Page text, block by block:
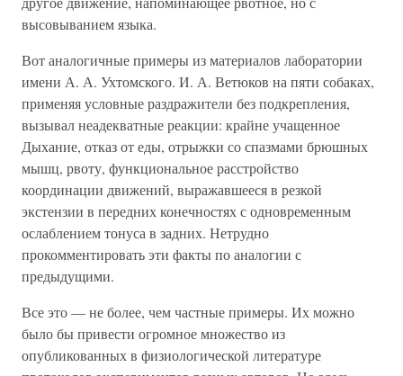
высовыванием языка.
Вот аналогичные примеры из материалов лаборатории
имени А. А. Ухтомского. И. А. Ветюков на пяти собаках,
применяя условные раздражители без подкрепления,
вызывал неадекватные реакции: крайне учащенное
Дыхание, отказ от еды, отрыжки со спазмами брюшных
мышц, рвоту, функциональное расстройство
координации движений, выражавшееся в резкой
экстензии в передних конечностях с одновременным
ослаблением тонуса в задних. Нетрудно
прокомментировать эти факты по аналогии с
предыдущими.
Все это — не более, чем частные примеры. Их можно
было бы привести огромное множество из
опубликованных в физиологической литературе